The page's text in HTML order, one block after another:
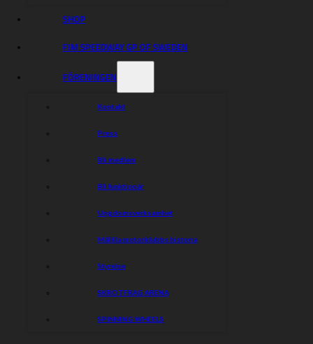
SHOP
FIM SPEEDWAY GP OF SWEDEN
FÖRENINGEN
Kontakt
Press
Bli medlem
Bli funktionär
Ungdomsverksamhet
Målilla motorklubbs historia
Styrelse
SKROTFRAG ARENA
SPINNING WHEELS